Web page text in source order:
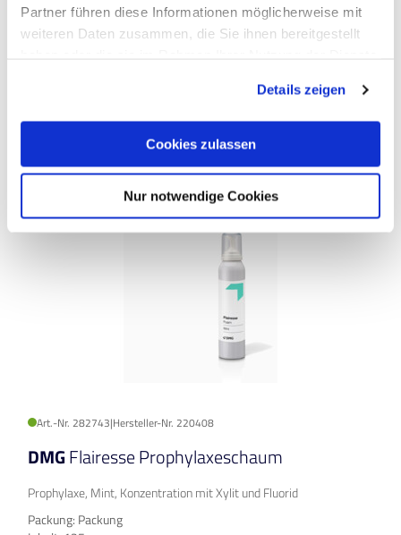
Partner führen diese Informationen möglicherweise mit
weiteren Daten zusammen, die Sie ihnen bereitgestellt
Details zeigen
Cookies zulassen
Nur notwendige Cookies
Art.-Nr. 282743|Hersteller-Nr. 220408
DMGFlairesse Prophylaxeschaum
Prophylaxe, Mint, Konzentration mit Xylit und Fluorid
Packung: Packung